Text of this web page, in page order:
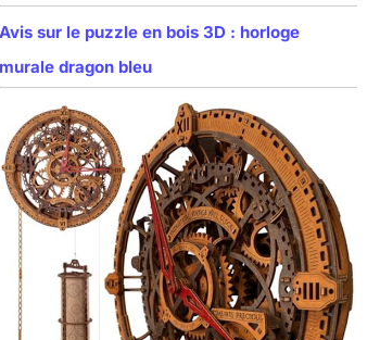
Avis sur le puzzle en bois 3D : horloge
murale dragon bleu